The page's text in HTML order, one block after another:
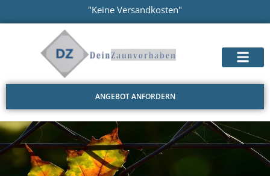
"Keine Versandkosten"
ANGEBOT ANFORDERN